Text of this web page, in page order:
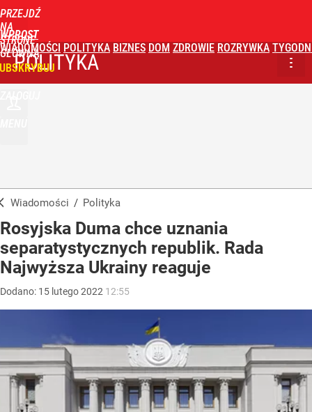
PRZEJDŹ
NA
STRONĘ
GŁÓWNĄ
WPROST
WIADOMOŚCI POLITYKA BIZNES DOM ZDROWIE ROZRYWKA
POLITYKA
Wiadomości / Polityka
Rosyjska Duma chce uznania
separatystycznych republik. Rada
Najwyższa Ukrainy reaguje
Dodano: 15 lutego2022 12:55